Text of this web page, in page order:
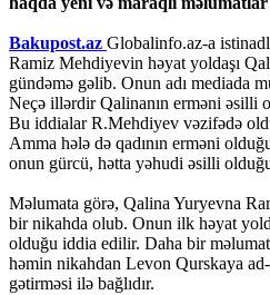
Bakupost.az Globalinfo.az-a
Ramiz Mehdiyevin həyat yoldaşı
gündəmə gəlib. Onun adı mediada
Neçə illərdir Qalinanın erməni əsilli
Bu iddialar R.Mehdiyev vəzifədə
Amma hələ də qadının erməni
onun gürcü, hətta yəhudi əsilli
Məlumata görə, Qalina Yuryevna
bir nikahda olub. Onun ilk həyat
olduğu iddia edilir. Daha bir
həmin nikahdan Levon Qurskaya
gətirməsi ilə bağlıdır.